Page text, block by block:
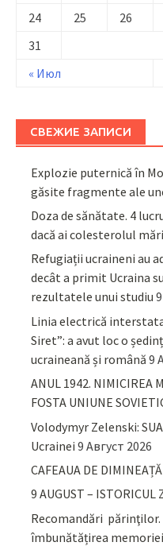
« Июл
24
25 26
31
СВЕЖИЕ ЗАПИСИ
Explozie puternică în
găsite fragmente ale
Doza de sănătate. 4
dacă ai colesterolul
Refugiații ucraineni au
decât a primit Ucraina
rezultatele unui studiu
Linia electrică
Siret”: a avut loc o
ucraineană și română 9
ANUL 1942. NIMICIREA
FOSTA UNIUNE
Volodymyr Zelenski:
Ucrainei 9 Август 2026
CAFEAUA DE DIMINEAȚĂ
9 AUGUST – ISTORICUL
Recomandări
îmbunătățirea